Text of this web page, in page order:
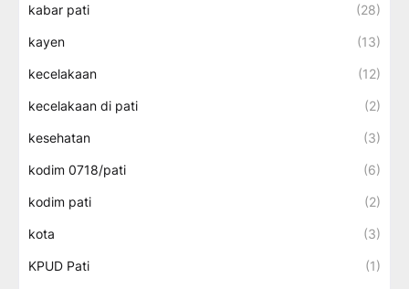
kabar pati (28)
kayen (13)
kecelakaan (12)
kecelakaan di pati (2)
kesehatan (3)
kodim 0718/pati (6)
kodim pati (2)
kota (3)
KPUD Pati (1)